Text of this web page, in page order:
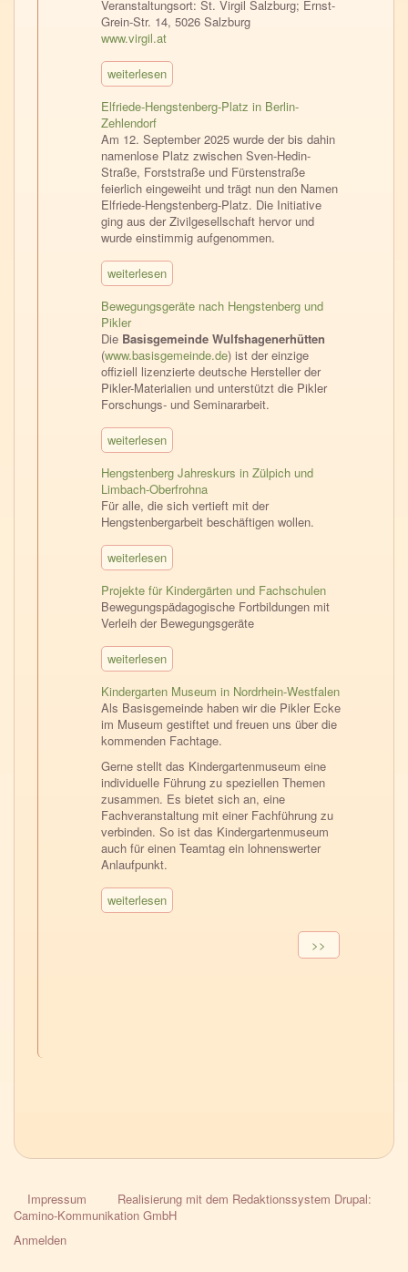
Veranstaltungsort: St. Virgil Salzburg; Ernst-
Grein-Str. 14, 5026 Salzburg
www.virgil.at
weiterlesen
Elfriede-Hengstenberg-Platz in Berlin-
Zehlendorf
Am 12. September 2025 wurde der bis dahin
namenlose Platz zwischen Sven-Hedin-
Straße, Forststraße und Fürstenstraße
feierlich eingeweiht und trägt nun den Namen
Elfriede-Hengstenberg-Platz. Die Initiative
ging aus der Zivilgesellschaft hervor und
wurde einstimmig aufgenommen.
weiterlesen
Bewegungsgeräte nach Hengstenberg und
Pikler
Die Basisgemeinde Wulfshagenerhütten
(www.basisgemeinde.de) ist der einzige
offiziell lizenzierte deutsche Hersteller der
Pikler-Materialien und unterstützt die Pikler
Forschungs- und Seminararbeit.
weiterlesen
Hengstenberg Jahreskurs in Zülpich und
Limbach-Oberfrohna
Für alle, die sich vertieft mit der
Hengstenbergarbeit beschäftigen wollen.
weiterlesen
Projekte für Kindergärten und Fachschulen
Bewegungspädagogische Fortbildungen mit
Verleih der Bewegungsgeräte
weiterlesen
Kindergarten Museum in Nordrhein-Westfalen
Als Basisgemeinde haben wir die Pikler Ecke
im Museum gestiftet und freuen uns über die
kommenden Fachtage.
Gerne stellt das Kindergartenmuseum eine
individuelle Führung zu speziellen Themen
zusammen. Es bietet sich an, eine
Fachveranstaltung mit einer Fachführung zu
verbinden. So ist das Kindergartenmuseum
auch für einen Teamtag ein lohnenswerter
Anlaufpunkt.
weiterlesen
Nächste
Seite
>>
HPG-
Fussnavigation
Impressum
Realisierung mit dem Redaktionssystem Drupal:
Camino-Kommunikation GmbH
User
Anmelden